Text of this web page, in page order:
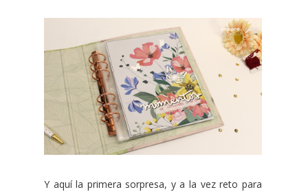
Y aquí la primera sorpresa, y a la vez reto para